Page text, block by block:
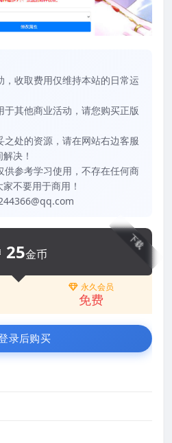
，收取费用仅维持本站的日常运
其他商业活动，请您购买正版
处的资源，请在网站右边客服
决！
供参考学习使用，不存在任何商
不要用于商用！
下载
25金币
永久会员
免费
录后购买